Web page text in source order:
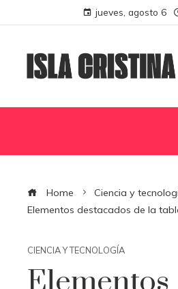
jueves, agosto 6
Home
Ciencia y
Elementos destacados de la
CIENCIA Y TECNOLOGÍA